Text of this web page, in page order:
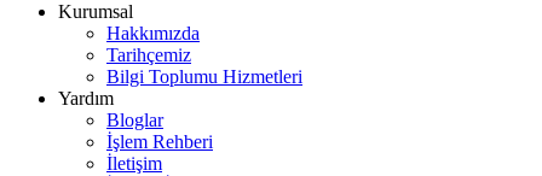
Kurumsal
Hakkımızda
Tarihçemiz
Bilgi Toplumu Hizmetleri
Yardım
Bloglar
İşlem Rehberi
İletişim